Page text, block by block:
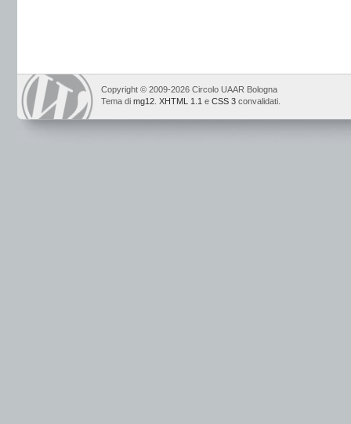
Copyright © 2009-2026 Circolo UAAR Bologna
Tema di mg12 XHTML 1.1 e CSS 3 convalidati.